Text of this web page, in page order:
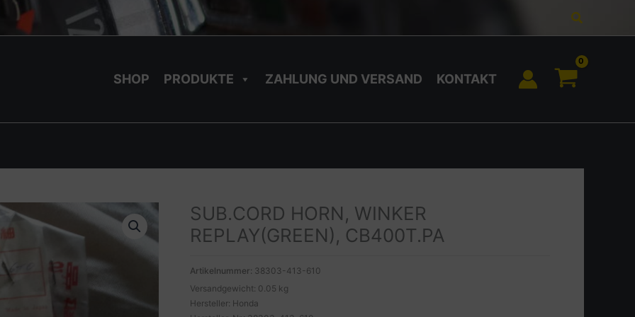
Suchen
SHOP PRODUKTE ZAHLUNG UND VERSAND KONTAKT
SUB.CORD HORN, WINKER
REPLAY(GREEN), CB400T.PA
Artikelnummer: 38303-413-610
Versandgewicht: 0.05 kg
Hersteller: Honda